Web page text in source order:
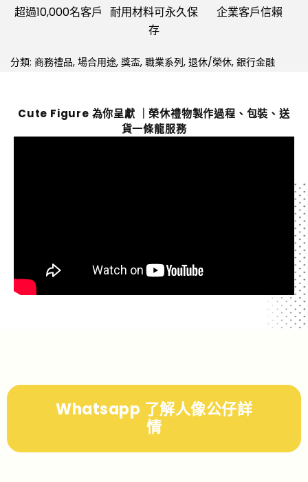
超過10,000名客戶 耐用材料可永久保
存
企業客戶信賴
分類: 商務禮品, 場合用途, 獎盃, 職業系列, 退休/榮休, 銀行金融
Cute Figure 為你呈獻 ｜榮休禮物製作過程、包裝、送
貨一條龍服務
Whatsapp 了解人像公仔詳
情